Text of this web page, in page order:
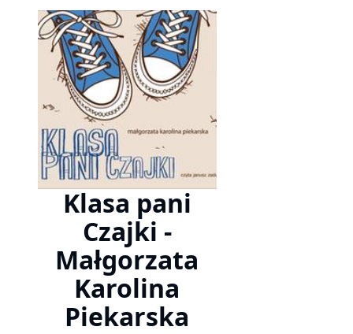
Klasa pani
Czajki -
Małgorzata
Karolina
Piekarska